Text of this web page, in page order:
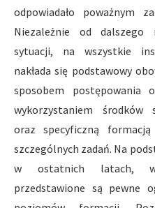
odpowiadało poważnym
Niezależnie od dalszego
sytuacji, na wszystkie
nakłada się podstawowy
sposobem postępowania
wykorzystaniem środków
oraz specyficzną
szczególnych zadań. Na
w ostatnich latach, w
przedstawione są pewne